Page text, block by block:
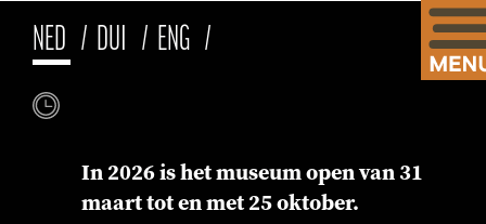
In 2026 is het museum open van 31
maart tot en met 25 oktober.
NED DUI ENG